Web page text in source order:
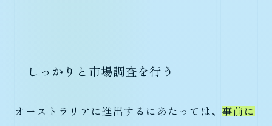
しっかりと市場調査を行う
オーストラリアに進出するにあたっては、 事前に